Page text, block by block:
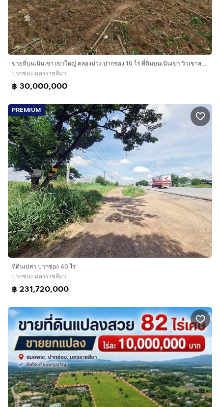
ขายที่บนเนินเขา เขาใหญ่ คลองม่วง ปากช่อง 10 ไร่ ที่ดินบนเนินเขา วิวเขาสวยมาก ที่สูง ติดถนนลาดยาง ใกล้เส้น 3060 หนองสาหร่าย เดินทางสะดวก ไม่ล
ปากช่อง นครราชสีมา
฿ 30,000,000
PREMIUM
ที่ดินเปล่า ปากช่อง 40 ไร่
ปากช่อง นครราชสีมา
฿ 231,720,000